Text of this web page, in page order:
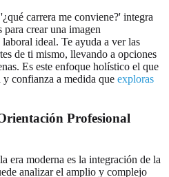
carrera me conviene?' integra
para crear una imagen
ideal. Te ayuda a ver las
de ti mismo, llevando a opciones
Es este enfoque holístico el que
confianza a medida que exploras
Profesional
era moderna es la integración de la
analizar el amplio y complejo